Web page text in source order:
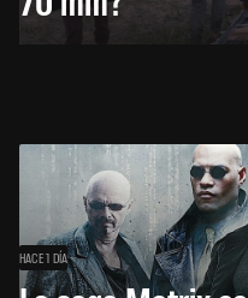
HACE 1 DÍA